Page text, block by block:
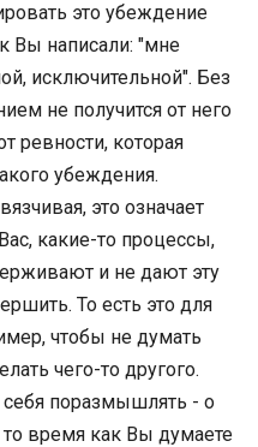
это убеждение
Вы написали: "мне
исключительной". Без
не получится от него
ревности, которая
убеждения.
это означает
какие-то процессы,
и не дают эту
То есть это для
чтобы не думать
чего-то другого.
поразмышлять - о
время как Вы думаете